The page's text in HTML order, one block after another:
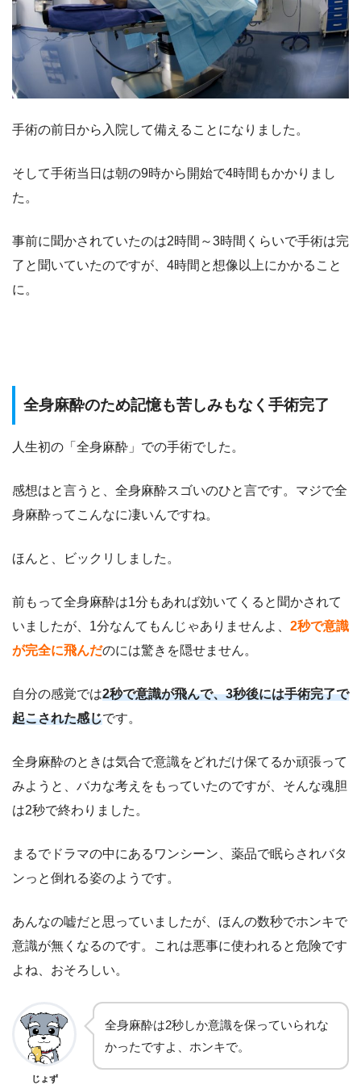
手術の前日から入院して備えることになりました。
そして手術当日は朝の9時から開始で4時間もかかりまし
た。
事前に聞かされていたのは2時間～3時間くらいで手術は完
了と聞いていたのですが、4時間と想像以上にかかること
に。
全身麻酔のため記憶も苦しみもなく手術完了
人生初の「全身麻酔」での手術でした。
感想はと言うと、全身麻酔スゴいのひと言です。マジで全
身麻酔ってこんなに凄いんですね。
ほんと、ビックリしました。
前もって全身麻酔は1分もあれば効いてくると聞かされて
いましたが、1分なんてもんじゃありませんよ、 2秒で意識
が完全に飛んだのには驚きを隠せません。
自分の感覚では2秒で意識が飛んで、3秒後には手術完了で
起こされた感じです。
全身麻酔のときは気合で意識をどれだけ保てるか頑張って
みようと、バカな考えをもっていたのですが、そんな魂胆
は2秒で終わりました。
まるでドラマの中にあるワンシーン、薬品で眠らされバタ
ンっと倒れる姿のようです。
あんなの嘘だと思っていましたが、ほんの数秒でホンキで
意識が無くなるのです。これは悪事に使われると危険です
よね、おそろしい。
じょず
全身麻酔は2秒しか意識を保っていられな
かったですよ、ホンキで。